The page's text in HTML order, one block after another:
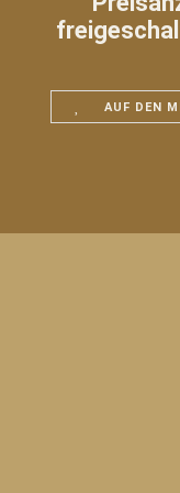
AUF DEN